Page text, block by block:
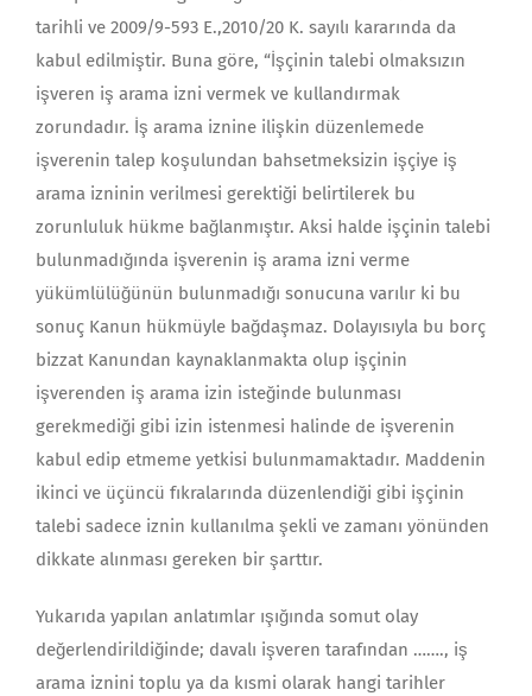
tarihli ve 2009/9-593 E.,2010/20 K. sayılı kararında da
kabul edilmiştir. Buna göre, “İşçinin talebi olmaksızın
işveren iş arama izni vermek ve kullandırmak
zorundadır. İş arama iznine ilişkin düzenlemede
işverenin talep koşulundan bahsetmeksizin işçiye iş
arama izninin verilmesi gerektiği belirtilerek bu
zorunluluk hükme bağlanmıştır. Aksi halde işçinin talebi
bulunmadığında işverenin iş arama izni verme
yükümlülüğünün bulunmadığı sonucuna varılır ki bu
sonuç Kanun hükmüyle bağdaşmaz. Dolayısıyla bu borç
bizzat Kanundan kaynaklanmakta olup işçinin
işverenden iş arama izin isteğinde bulunması
gerekmediği gibi izin istenmesi halinde de işverenin
kabul edip etmeme yetkisi bulunmamaktadır. Maddenin
ikinci ve üçüncü fıkralarında düzenlendiği gibi işçinin
talebi sadece iznin kullanılma şekli ve zamanı yönünden
dikkate alınması gereken bir şarttır.
Yukarıda yapılan anlatımlar ışığında somut olay
değerlendirildiğinde; davalı işveren tarafından ……., iş
arama iznini toplu ya da kısmi olarak hangi tarihler